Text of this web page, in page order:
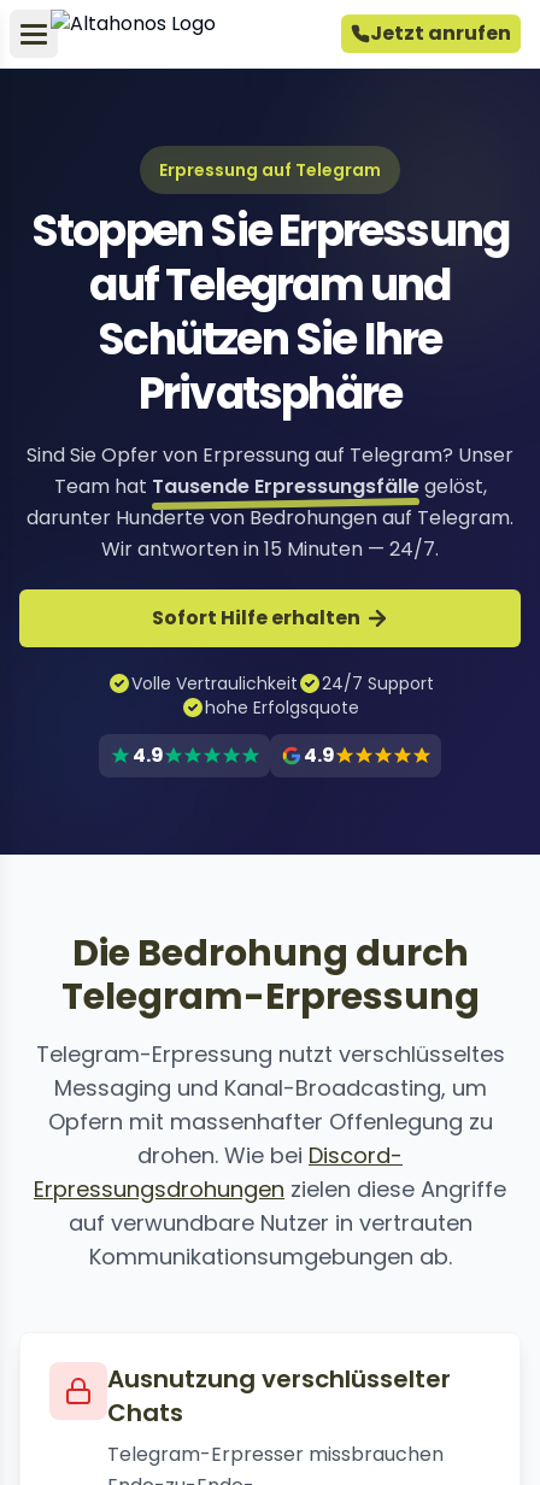
Jetzt anrufen
Erpressung auf Telegram
Stoppen Sie Erpressung
auf Telegram und
Schützen Sie Ihre
Privatsphäre
Sind Sie Opfer von Erpressung auf Telegram? Unser
Team hat Tausende Erpressungsfällegelöst,
darunter Hunderte von Bedrohungen auf Telegram.
Wir antworten in 15 Minuten — 24/7.
Sofort Hilfe erhalten
Volle Vertraulichkeit
24/7 Support
hohe Erfolgsquote
4.9 4.9
Die Bedrohung durch
Telegram-Erpressung
Telegram-Erpressung nutzt verschlüsseltes
Messaging und Kanal-Broadcasting, um
Opfern mit massenhafter Offenlegung zu
drohen. Wie bei Discord-
Erpressungsdrohungen zielen diese Angriffe
auf verwundbare Nutzer in vertrauten
Kommunikationsumgebungen ab.
Ausnutzung verschlüsselter
Chats
Telegram-Erpresser missbrauchen